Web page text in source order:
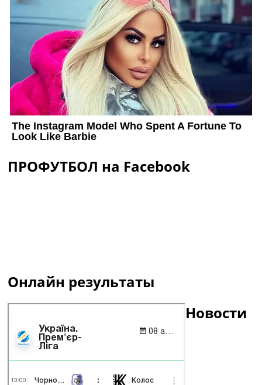
ПРОФУТБОЛ на Facebook
Онлайн результаты
Новости